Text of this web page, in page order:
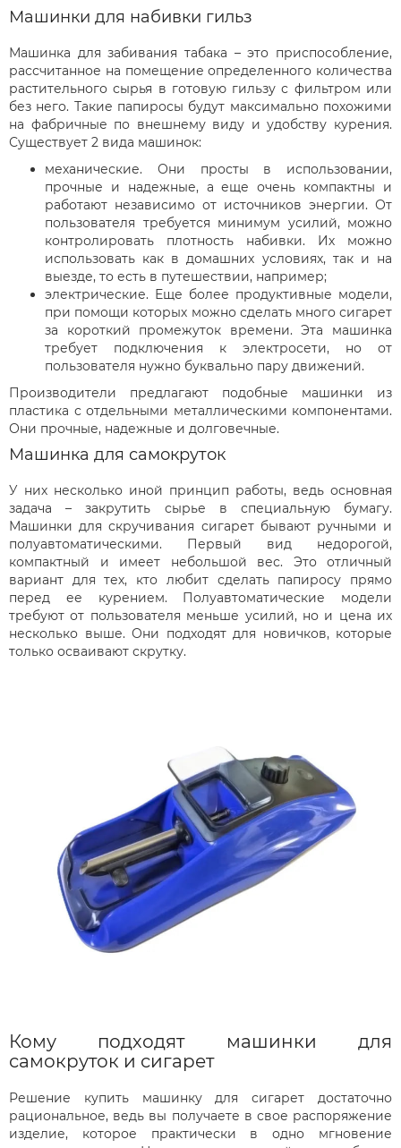
Машинки для набивки гильз
Машинка для забивания табака – это приспособление,
рассчитанное на помещение определенного количества
растительного сырья в готовую гильзу с фильтром или
без него. Такие папиросы будут максимально похожими
на фабричные по внешнему виду и удобству курения.
Существует 2 вида машинок:
механические. Они просты в использовании,
прочные и надежные, а еще очень компактны и
работают независимо от источников энергии. От
пользователя требуется минимум усилий, можно
контролировать плотность набивки. Их можно
использовать как в домашних условиях, так и на
выезде, то есть в путешествии, например;
электрические. Еще более продуктивные модели,
при помощи которых можно сделать много сигарет
за короткий промежуток времени. Эта машинка
требует подключения к электросети, но от
пользователя нужно буквально пару движений.
Производители предлагают подобные машинки из
пластика с отдельными металлическими компонентами.
Они прочные, надежные и долговечные.
Машинка для самокруток
У них несколько иной принцип работы, ведь основная
задача – закрутить сырье в специальную бумагу.
Машинки для скручивания сигарет бывают ручными и
полуавтоматическими. Первый вид недорогой,
компактный и имеет небольшой вес. Это отличный
вариант для тех, кто любит сделать папиросу прямо
перед ее курением. Полуавтоматические модели
требуют от пользователя меньше усилий, но и цена их
несколько выше. Они подходят для новичков, которые
только осваивают скрутку.
Кому подходят машинки для
самокруток и сигарет
Решение купить машинку для сигарет достаточно
рациональное, ведь вы получаете в свое распоряжение
изделие, которое практически в одно мгновение